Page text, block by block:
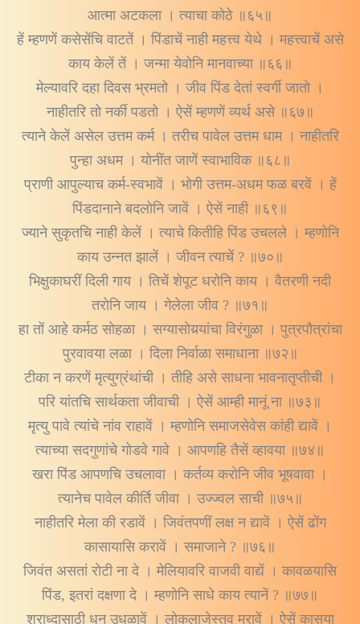
आत्मा अटकला । त्याचा कोठे ॥६५॥
हें म्हणणें कसेसेंचि वाटतें । पिंडाचें नाही महत्त्व येथे । महत्त्वाचें असे
काय केलें तें । जन्मा येवोनि मानवाच्या ॥६६॥
मेल्यावरि दहा दिवस भ्रमतो । जीव पिंड देतां स्वर्गी जातो ।
नाहीतरि तो नर्की पडतो । ऐसें म्हणणें व्यर्थ असे ॥६७॥
त्याने केलें असेल उत्तम कर्म । तरीच पावेल उत्तम धाम । नाहीतरि
पुन्हा अधम । योनींत जाणें स्वाभाविक ॥६८॥
प्राणी आपुल्याच कर्म-स्वभावें । भोगी उत्तम-अधम फळ बरवें । हें
पिंडदानाने बदलोनि जावें । ऐसें नाही ॥६९॥
ज्याने सुकृतचि नाही केलें । त्याचे कितीहि पिंड उचलले । म्हणोनि
काय उन्नत झालें । जीवन त्याचें ? ॥७०॥
भिक्षुकाघरीं दिली गाय । तिचें शेपूट धरोनि काय । वैतरणी नदी
तरोनि जाय । गेलेला जीव ? ॥७१॥
हा तों आहे कर्मठ सोहळा । सग्यासोयर्‍यांचा विरंगुळा । पुत्रपौत्रांचा
पुरवावया लळा । दिला निर्वाळा समाधाना ॥७२॥
टीका न करणें मृत्युग्रंथांची । तीहि असे साधना भावनातृप्तीची ।
परि यांतचि सार्थकता जीवाची । ऐसें आम्ही मानूं ना ॥७३॥
मृत्यु पावे त्यांचे नांव राहावें । म्हणोनि समाजसेवेस कांही द्यावें ।
त्याच्या सदगुणांचे गोडवे गावे । आपणहि तैसें व्हावया ॥७४॥
खरा पिंड आपणचि उचलावा । कर्तव्य करोनि जीव भूषवावा ।
त्यानेच पावेल कीर्ति जीवा । उज्ज्वल साची ॥७५॥
नाहीतरि मेला की रडावें । जिवंतपणीं लक्ष न द्यावें । ऐसें ढोंग
कासायासि करावें । समाजाने ? ॥७६॥
जिवंत असतां रोटी ना दे । मेलियावरि वाजवी वाद्यें । कावळयासि
पिंड, इतरां दक्षणा दे । म्हणोनि साधे काय त्यानें ? ॥७७॥
श्राध्दासाठी धन उधळावें । लोकलाजेस्तव मरावें । ऐसें कासया